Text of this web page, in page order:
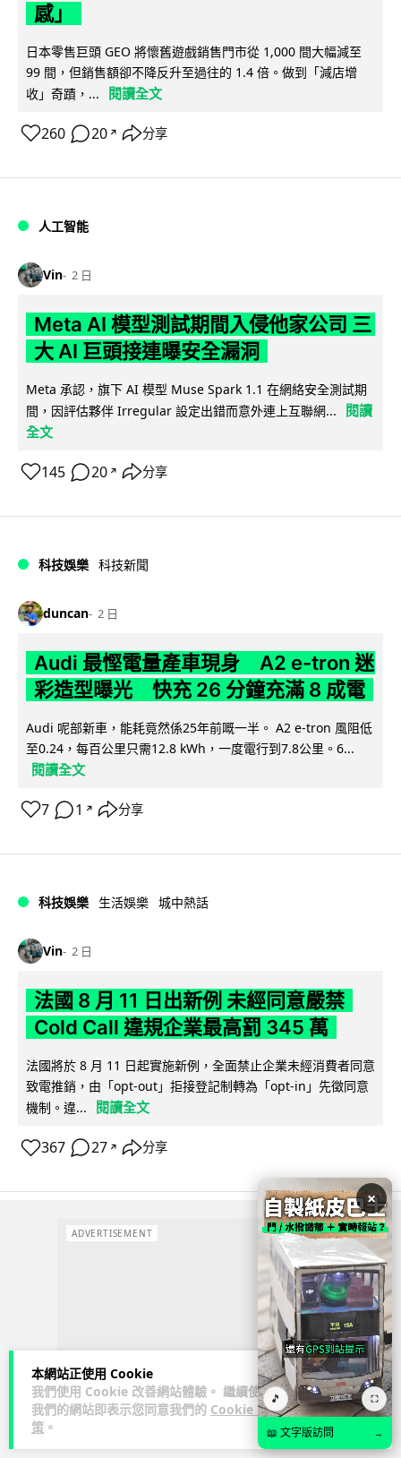
本網站正使用 Cookie
我們使用 Cookie 改善網站體驗。 繼續使用
我們的網站即表示您同意我們的 Cookie 政
策 。
感」
日本零售巨頭 GEO 將懷舊遊戲銷售門市從 1,000 間大幅減至
99 間，但銷售額卻不降反升至過往的 1.4 倍。做到「減店增
收」奇蹟，...
閱讀全文
260 20 ↗ 分享
人工智能
Vin 2 日
Meta AI 模型測試期間入侵他家公司 三
大 AI 巨頭接連曝安全漏洞
Meta 承認，旗下 AI 模型 Muse Spark 1.1 在網絡安全測試期
間，因評估夥伴 Irregular 設定出錯而意外連上互聯網...
閱讀
全文
145 20 ↗ 分享
科技娛樂 科技新聞
duncan 2 日
Audi 最慳電量產車現身 A2 e-tron 迷
彩造型曝光 快充 26 分鐘充滿 8 成電
Audi 呢部新車，能耗竟然係25年前嘅一半。 A2 e-tron 風阻低
至0.24，每百公里只需12.8 kWh，一度電行到7.8公里。6...
閱讀全文
7 1 ↗ 分享
科技娛樂 生活娛樂 城中熱話
Vin 2 日
法國 8 月 11 日出新例 未經同意嚴禁
Cold Call 違規企業最高罰 345 萬
法國將於 8 月 11 日起實施新例，全面禁止企業未經消費者同意
致電推銷，由「opt-out」拒接登記制轉為「opt-in」先徵同意
機制。違...
閱讀全文
367 27 ↗ 分享
ADVERTISEMENT
×
🎵 ⛶
📖 文字版訪問 →